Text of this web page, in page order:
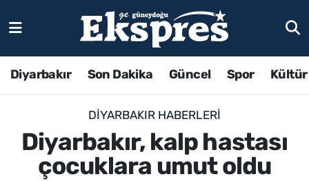
Diyarbakır Son Dakika Güncel Spor
DIYARBAKIR HABERLERI
Diyarbakır, kalp hastası
çocuklara umut oldu